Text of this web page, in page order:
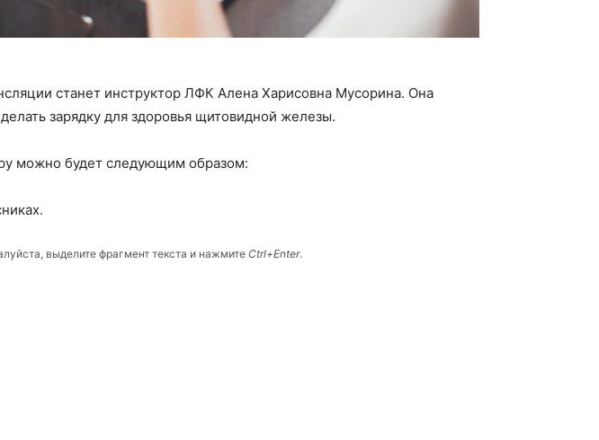
станет инструктор ЛФК Алена Харисовна Мусорина. Она
зарядку для здоровья щитовидной железы.
можно будет следующим образом:
выделите фрагмент текста и нажмите Ctrl+Enter.